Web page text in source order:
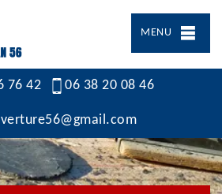
MENU
76 42 06 38 20 08 46